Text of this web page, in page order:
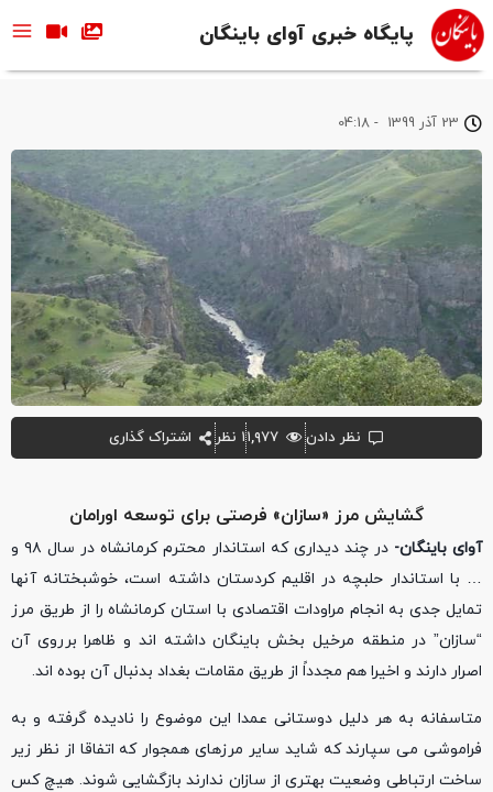
پایگاه خبری آوای باینگان
گشایش مرز «سازان» فرصتی برای توسعه اورامان
23 آذر 1399 -
04:18
نظر دادن ۱,۹۷۷۱ نظر اشتراک گذاری
آوای باینگان-
در چند دیداری که استاندار محترم کرمانشاه در سال ۹۸ و
… با استاندار حلبچه در اقلیم کردستان داشته است، خوشبختانه آنها
تمایل جدی به انجام مراودات اقتصادی با استان کرمانشاه را از طریق مرز
“سازان” در منطقه مرخیل بخش باینگان داشته اند و ظاهرا برروی آن
اصرار دارند و اخیرا هم مجدداً از طریق مقامات بغداد بدنبال آن بوده اند.
متاسفانه به هر دلیل دوستانی عمدا این موضوع را نادیده گرفته و به
فراموشی می سپارند که شاید سایر مرزهای همجوار که اتفاقا از نظر زیر
ساخت ارتباطی وضعیت بهتری از سازان ندارند بازگشایی شوند. هیچ کس